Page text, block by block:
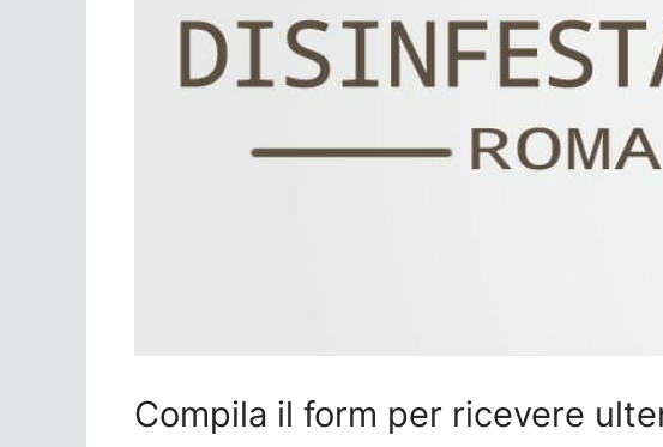
Compila il form per ricevere